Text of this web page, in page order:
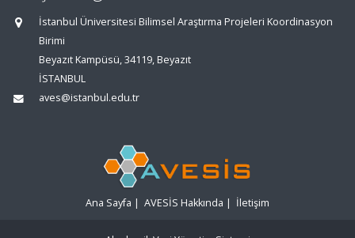
İstanbul Üniversitesi Bilimsel Araştırma Projeleri Koordinasyon
Birimi
Beyazıt Kampüsü, 34119, Beyazıt
İSTANBUL
aves@istanbul.edu.tr
Ana Sayfa | AVESİS Hakkında | İletişim